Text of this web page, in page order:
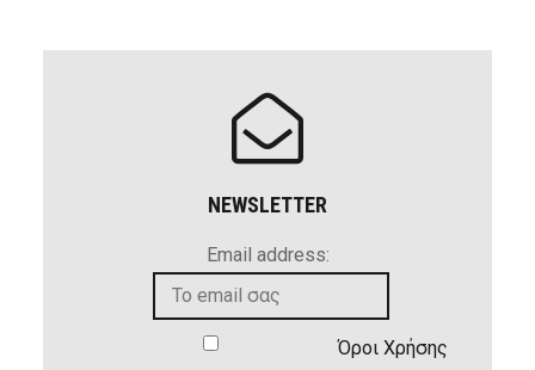
NEWSLETTER
Email address:
Όροι Χρήσης